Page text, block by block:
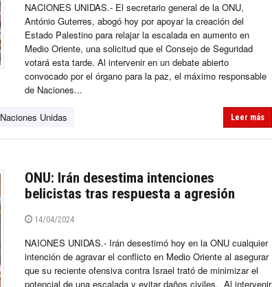
NACIONES UNIDAS.- El secretario general de la ONU,
António Guterres, abogó hoy por apoyar la creación del
Estado Palestino para relajar la escalada en aumento en
Medio Oriente, una solicitud que el Consejo de Seguridad
votará esta tarde. Al intervenir en un debate abierto
convocado por el órgano para la paz, el máximo responsable
de Naciones...
Naciones Unidas Leer más
ONU: Irán desestima intenciones
belicistas tras respuesta a agresión
14/04/2024
NAIONES UNIDAS.- Irán desestimó hoy en la ONU cualquier
intención de agravar el conflicto en Medio Oriente al asegurar
que su reciente ofensiva contra Israel trató de minimizar el
potencial de una escalada y evitar daños civiles. Al intervenir